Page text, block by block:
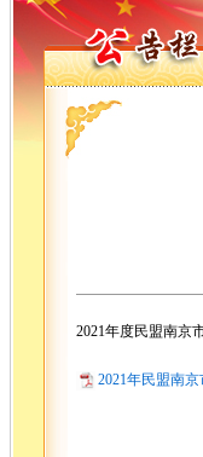
2021年度民盟南京
2021年民盟南